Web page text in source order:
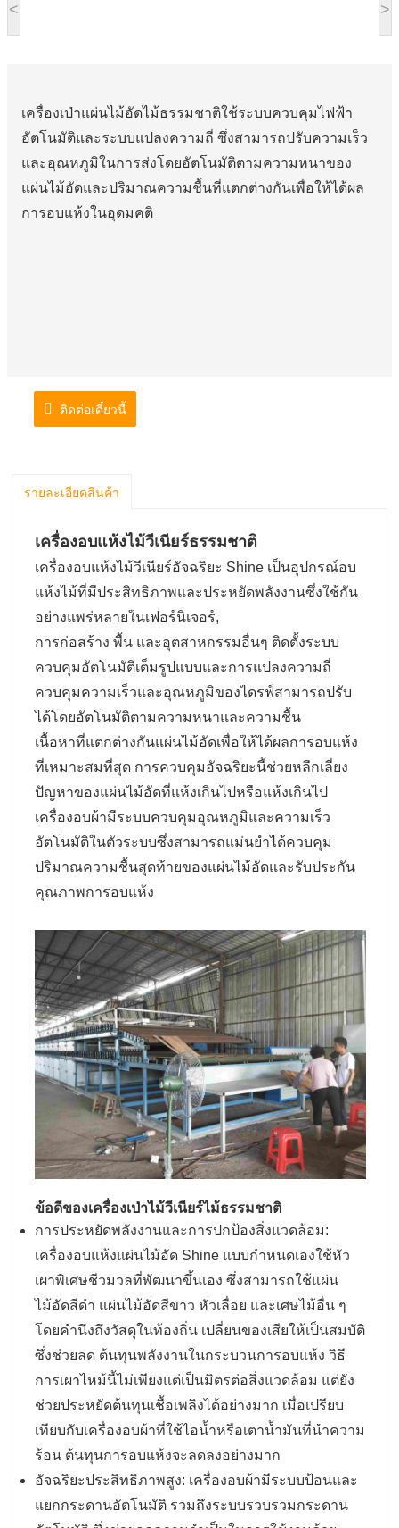
< >
เครื่องเป่าแผ่นไม้อัดไม้ธรรมชาติใช้ระบบควบคุมไฟฟ้า
อัตโนมัติและระบบแปลงความถี่ ซึ่งสามารถปรับความเร็ว
และอุณหภูมิในการส่งโดยอัตโนมัติตามความหนาของ
แผ่นไม้อัดและปริมาณความชื้นที่แตกต่างกันเพื่อให้ได้ผล
การอบแห้งในอุดมคติ
ติดต่อเดี๋ยวนี้
รายละเอียดสินค้า
เครื่องอบแห้งไม้วีเนียร์ธรรมชาติ
เครื่องอบแห้งไม้วีเนียร์อัจฉริยะ Shine เป็นอุปกรณ์อบ
แห้งไม้ที่มีประสิทธิภาพและประหยัดพลังงานซึ่งใช้กัน
อย่างแพร่หลายในเฟอร์นิเจอร์,
การก่อสร้าง พื้น และอุตสาหกรรมอื่นๆ ติดตั้งระบบ
ควบคุมอัตโนมัติเต็มรูปแบบและการแปลงความถี่
ควบคุมความเร็วและอุณหภูมิของไดรฟ์สามารถปรับ
ได้โดยอัตโนมัติตามความหนาและความชื้น
เนื้อหาที่แตกต่างกันแผ่นไม้อัดเพื่อให้ได้ผลการอบแห้ง
ที่เหมาะสมที่สุด การควบคุมอัจฉริยะนี้ช่วยหลีกเลี่ยง
ปัญหาของแผ่นไม้อัดที่แห้งเกินไปหรือแห้งเกินไป
เครื่องอบผ้ามีระบบควบคุมอุณหภูมิและความเร็ว
อัตโนมัติในตัวระบบซึ่งสามารถแม่นยำได้ควบคุม
ปริมาณความชื้นสุดท้ายของแผ่นไม้อัดและรับประกัน
คุณภาพการอบแห้ง
ข้อดีของเครื่องเป่าไม้วีเนียร์ไม้ธรรมชาติ
การประหยัดพลังงานและการปกป้องสิ่งแวดล้อม:
เครื่องอบแห้งแผ่นไม้อัด Shine แบบกำหนดเองใช้หัว
เผาพิเศษชีวมวลที่พัฒนาขึ้นเอง ซึ่งสามารถใช้แผ่น
ไม้อัดสีดำ แผ่นไม้อัดสีขาว หัวเลื่อย และเศษไม้อื่น ๆ
โดยคำนึงถึงวัสดุในท้องถิ่น เปลี่ยนของเสียให้เป็นสมบัติ
ซึ่งช่วยลด ต้นทุนพลังงานในกระบวนการอบแห้ง วิธี
การเผาไหม้นี้ไม่เพียงแต่เป็นมิตรต่อสิ่งแวดล้อม แต่ยัง
ช่วยประหยัดต้นทุนเชื้อเพลิงได้อย่างมาก เมื่อเปรียบ
เทียบกับเครื่องอบผ้าที่ใช้ไอน้ำหรือเตาน้ำมันที่นำความ
ร้อน ต้นทุนการอบแห้งจะลดลงอย่างมาก
อัจฉริยะประสิทธิภาพสูง: เครื่องอบผ้ามีระบบป้อนและ
แยกกระดานอัตโนมัติ รวมถึงระบบรวบรวมกระดาน